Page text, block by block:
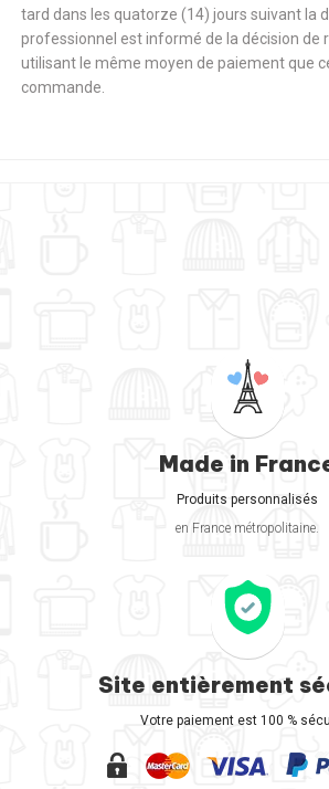
tard dans les quatorze (14) jours suivant la
professionnel est informé de la décision de
utilisant le même moyen de paiement que
commande.
Made in
Produits personnalisés
en France métropolitaine.
Site entièrement
Votre paiement est 100 %